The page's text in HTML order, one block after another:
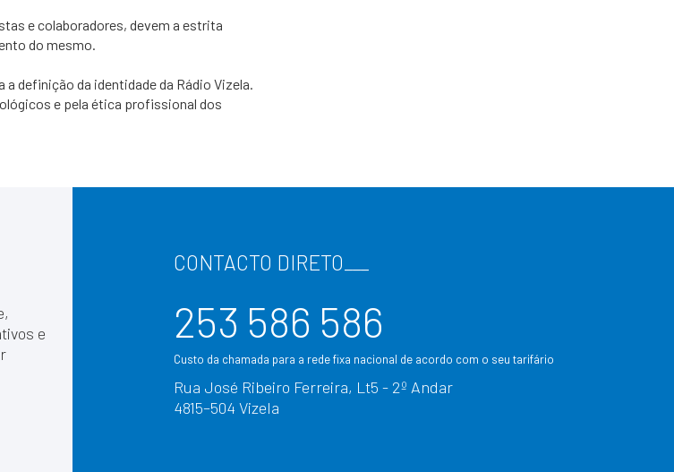
e colaboradores, devem a estrita
do mesmo.
definição da identidade da Rádio Vizela.
e pela ética profissional dos
e
CONTACTO DIRETO
253 586 586
Custo da chamada para a rede fixa nacional de acordo com o seu tarifário
Rua José Ribeiro Ferreira, Lt5 - 2º Andar
4815–504 Vizela